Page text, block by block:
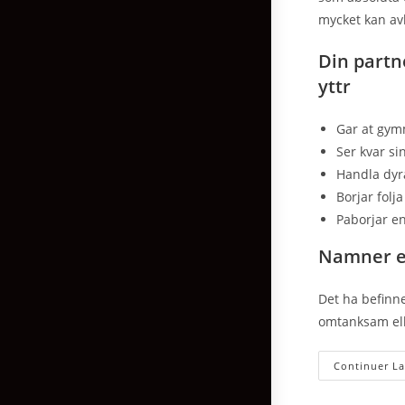
mycket kan
Din
yttr
Gar at
Ser kvar
Handla
Borjar
Paborjar
Namner
Det ha
omtanksam
Continuer